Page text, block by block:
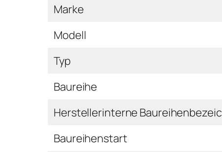
Marke
Modell
Typ
Baureihe
Herstellerinterne
Baureihenstart